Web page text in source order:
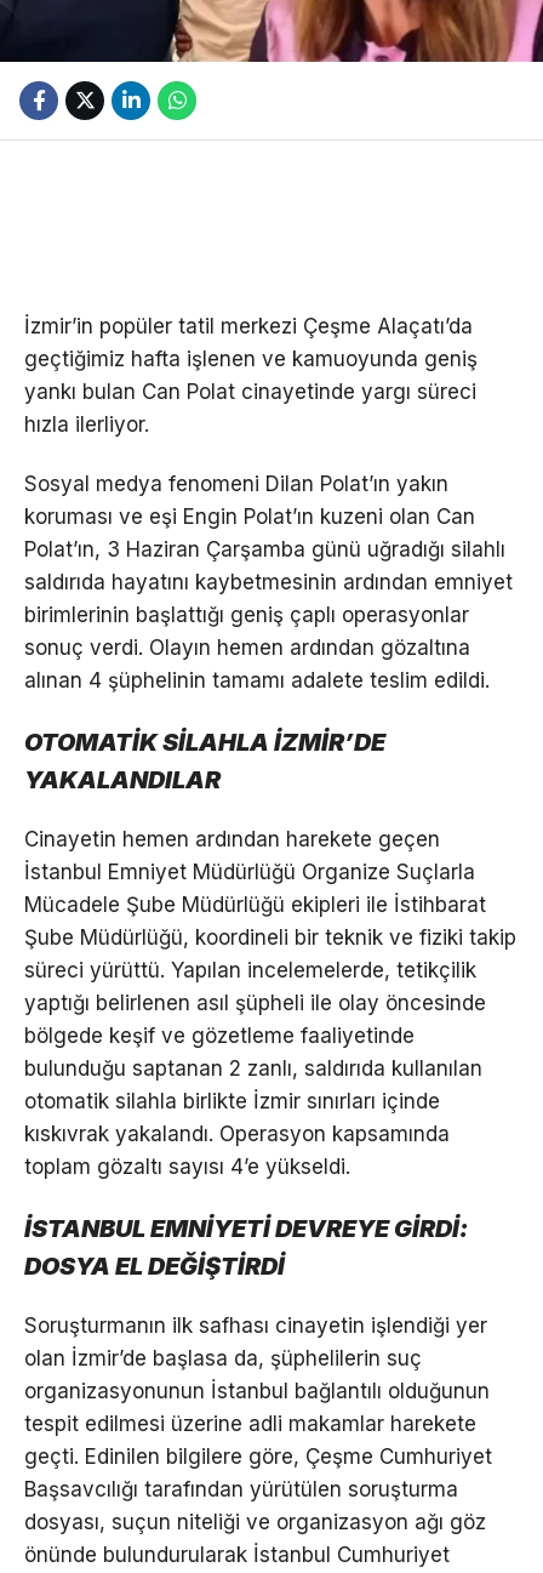
İzmir’in popüler tatil merkezi Çeşme Alaçatı’da
geçtiğimiz hafta işlenen ve kamuoyunda geniş
yankı bulan Can Polat cinayetinde yargı süreci
hızla ilerliyor.
Sosyal medya fenomeni Dilan Polat’ın yakın
koruması ve eşi Engin Polat’ın kuzeni olan Can
Polat’ın, 3 Haziran Çarşamba günü uğradığı silahlı
saldırıda hayatını kaybetmesinin ardından emniyet
birimlerinin başlattığı geniş çaplı operasyonlar
sonuç verdi. Olayın hemen ardından gözaltına
alınan 4 şüphelinin tamamı adalete teslim edildi.
OTOMATİK SİLAHLA İZMİR’DE
YAKALANDILAR
Cinayetin hemen ardından harekete geçen
İstanbul Emniyet Müdürlüğü Organize Suçlarla
Mücadele Şube Müdürlüğü ekipleri ile İstihbarat
Şube Müdürlüğü, koordineli bir teknik ve fiziki takip
süreci yürüttü. Yapılan incelemelerde, tetikçilik
yaptığı belirlenen asıl şüpheli ile olay öncesinde
bölgede keşif ve gözetleme faaliyetinde
bulunduğu saptanan 2 zanlı, saldırıda kullanılan
otomatik silahla birlikte İzmir sınırları içinde
kıskıvrak yakalandı. Operasyon kapsamında
toplam gözaltı sayısı 4’e yükseldi.
İSTANBUL EMNİYETİ DEVREYE GİRDİ:
DOSYA EL DEĞİŞTİRDİ
Soruşturmanın ilk safhası cinayetin işlendiği yer
olan İzmir’de başlasa da, şüphelilerin suç
organizasyonunun İstanbul bağlantılı olduğunun
tespit edilmesi üzerine adli makamlar harekete
geçti. Edinilen bilgilere göre, Çeşme Cumhuriyet
Başsavcılığı tarafından yürütülen soruşturma
dosyası, suçun niteliği ve organizasyon ağı göz
önünde bulundurularak İstanbul Cumhuriyet